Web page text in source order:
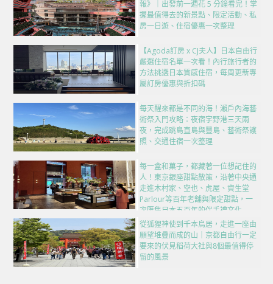
報》｜出發前一週花 5 分鐘看完！掌
握最值得去的新景點、限定活動、私
房一日遊、住宿優惠一次整理
【Agoda訂房 x CJ夫人】日本自由行
嚴選住宿名單一次看！內行旅行者的
方法挑選日本質感住宿，每周更新專
屬訂房優惠與折扣碼
每天醒來都是不同的海！瀨戶內海藝
術祭入門攻略：夜宿宇野港三天兩
夜，完成跳島直島與豐島、藝術祭護
照、交通住宿一次整理
每一盒和菓子，都藏著一位想記住的
人！東京銀座甜點散策，沿著中央通
走進木村家、空也、虎屋、資生堂
Parlour等百年老舖與限定甜點，一
次匯集日本五百年的伴手禮文化
從狐狸神使到千本鳥居，走進一座由
願望堆疊而成的山｜京都自由行一定
要來的伏見稻荷大社與8個最值得停
留的風景